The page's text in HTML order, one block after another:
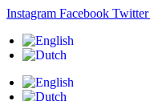
Skip
content
Instagram Facebook Twitter